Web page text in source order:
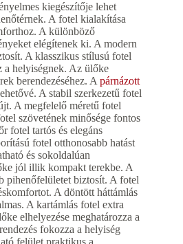
kiegészítője lehet
A fotel kialakítása
A különböző
elégítenek ki. A modern
A klasszikus stílusú fotel
a helyiségnek. Az ülőke
berendezéséhez. Apárnázott
A stabil szerkezetű fotel
A megfelelő méretű fotel
szövetének minősége fontos
fotel tartós és elegáns
fotel otthonosabb hatást
és sokoldalúan
jól illik kompakt terekbe. A
pihenőfelületet biztosít. A fotel
A döntött háttámlás
A kartámlás fotel extra
elhelyezése meghatározza a
fokozza a helyiség